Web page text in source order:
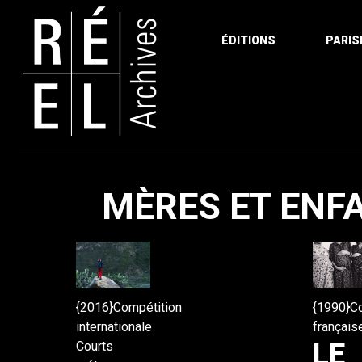
ÉDITIONS
MÈRES ET
{2016}Compétition
internationale
Courts
LE